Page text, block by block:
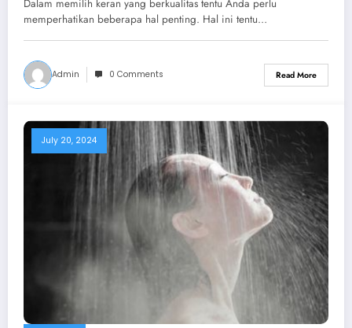
Dalam memilih keran yang berkualitas tentu Anda perlu
memperhatikan beberapa hal penting. Hal ini tentu…
Admin 0 Comments Read More
July 20, 2024